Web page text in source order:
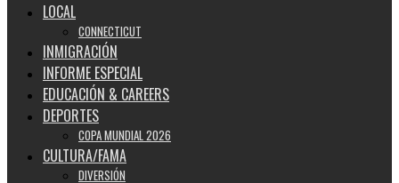
LOCAL
CONNECTICUT
INMIGRACIÓN
INFORME ESPECIAL
EDUCACIÓN & CAREERS
DEPORTES
COPA MUNDIAL 2026
CULTURA/FAMA
DIVERSIÓN